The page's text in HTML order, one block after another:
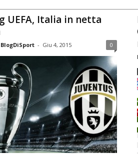
UEFA, Italia in netta
- Giu 4, 2015 0